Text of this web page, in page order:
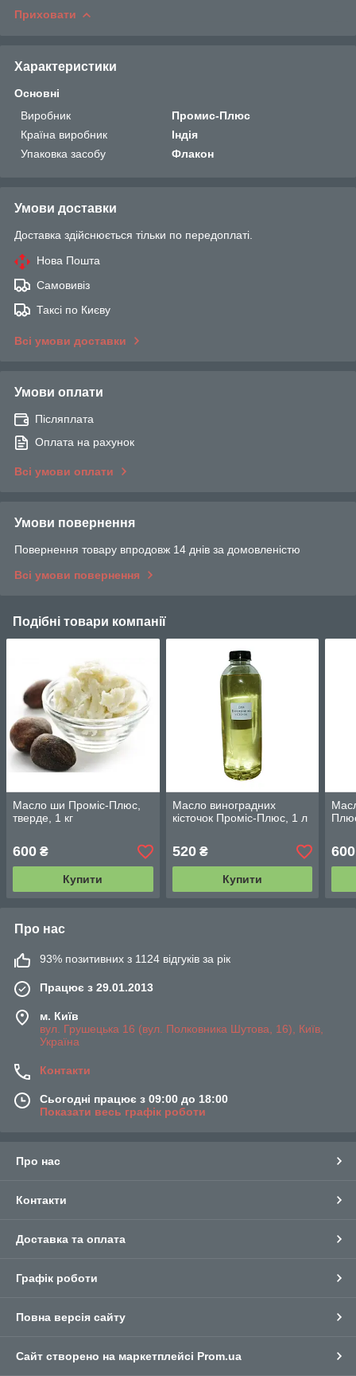
Приховати
Характеристики
Основні
Виробник
Промис-Плюс
Країна виробник
Індія
Упаковка засобу
Флакон
Умови доставки
Доставка здійснюється тільки по передоплаті.
Нова Пошта
Самовивіз
Таксі по Києву
Всі умови доставки
Умови оплати
Післяплата
Оплата на рахунок
Всі умови оплати
Умови повернення
Повернення товару впродовж 14 днів за домовленістю
Всі умови повернення
Подібні товари компанії
Масло ши Проміс-Плюс,
тверде, 1 кг
600 ₴
Купити
Масло виноградних
кісточок Проміс-Плюс, 1 л
520₴
Купити
600
Про нас
93% позитивних з 1124 відгуків за рік
Працює з 29.01.2013
м. Київ
вул. Грушецька 16 (вул. Полковника Шутова, 16), Київ,
Україна
Контакти
Сьогодні працює з 09:00 до 18:00
Показати весь графік роботи
Про нас
Контакти
Доставка та оплата
Графік роботи
Повна версія сайту
Сайт створено на маркетплейсі Prom.ua